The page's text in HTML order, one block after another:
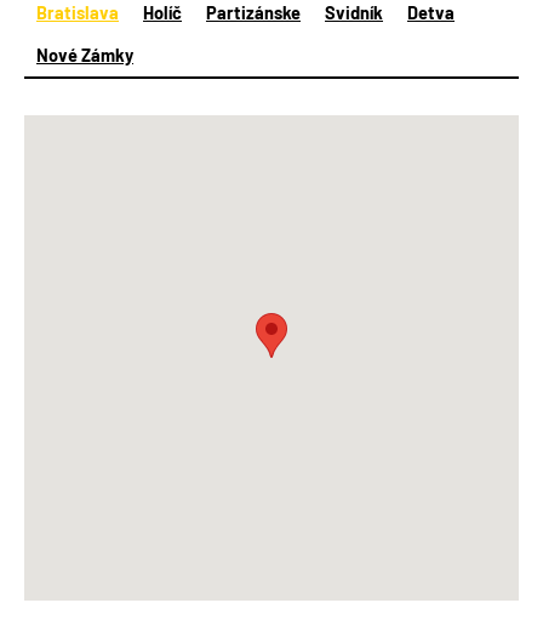
Bratislava Holíč Partizánske Svidník
Detva
Nové Zámky